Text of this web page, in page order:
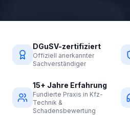
DGuSV-zertifiziert
Offiziell anerkannter
Sachverständiger
15+ Jahre Erfahrung
Fundierte Praxis in Kfz-
Technik &
Schadensbewertung